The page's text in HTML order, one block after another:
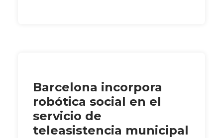
Barcelona incorpora
robótica social en el
servicio de
teleasistencia municipal